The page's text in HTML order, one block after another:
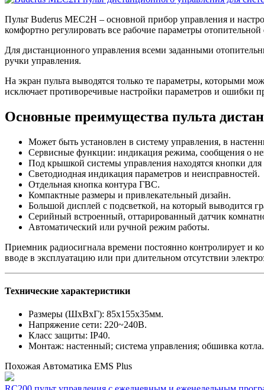
Пульт Buderus MEC2H – основной прибор управления и
комфортно регулировать все рабочие параметры
Для дистанционного управления всеми заданными
ручки управления.
На экран пульта выводятся только те параметры, которыми
исключает противоречивые настройки параметров и ошибки
Основные преимущества пульта
Может быть установлен в систему управления, в
Сервисные функции: индикация режима, сообщения о
Под крышкой системы управления находятся кнопки
Светодиодная индикация параметров и неисправностей.
Отдельная кнопка контура ГВС.
Компактные размеры и привлекательный дизайн.
Большой дисплей с подсветкой, на который выводится
Серийный встроенный, оттарированный датчик
Автоматический или ручной режим работы.
Приемник радиосигнала времени постоянно контролирует и
вводе в эксплуатацию или при длительном отсутствии
Технические характеристики
Размеры (ШхВхГ): 85х155х35мм.
Напряжение сети: 220~240В.
Класс защиты: IP40.
Монтаж: настенный; система управления; обшивка котла.
Похожая Автоматика EMS Plus